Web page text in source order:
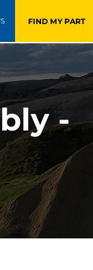
FIND MY PART
-